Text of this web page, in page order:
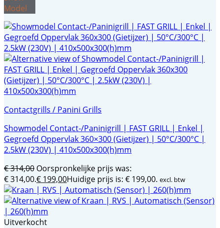
Model
Contactgrills / Panini Grills
Showmodel Contact-/Paninigrill | FAST GRILL | Enkel |
Gegroefd Oppervlak 360×300 (Gietijzer) | 50°C/300°C |
2.5kW (230V) | 410x500x300(h)mm
€314,00 Oorspronkelijke prijs was:
€ 314,00.€ 199,00Huidige prijs is: € 199,00. excl. btw
Uitverkocht